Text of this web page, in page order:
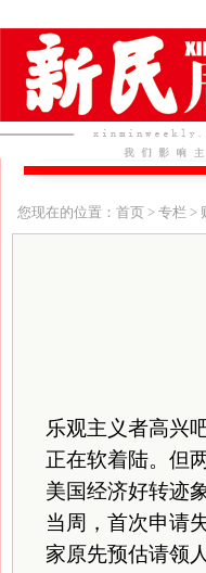
您现在的位置：首页 > 专栏 >
乐观主义者高兴
正在软着陆。但
美国经济好转迹
当周，首次申请
家原先预估请领